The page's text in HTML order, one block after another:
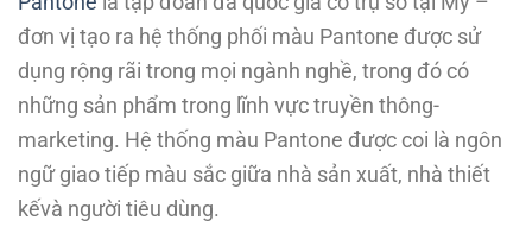
đơn vị tạo ra hệ thống phối màu Pantone được sử
dụng rộng rãi trong mọi ngành nghề, trong đó có
những sản phẩm trong lĩnh vực truyền thông-
marketing. Hệ thống màu Pantone được coi là ngôn
ngữ giao tiếp màu sắc giữa nhà sản xuất, nhà thiết
kếvà người tiêu dùng.